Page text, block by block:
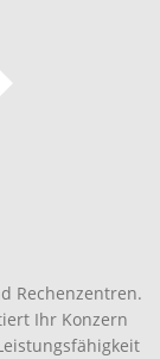
Rechenzentren.
Ihr Konzern